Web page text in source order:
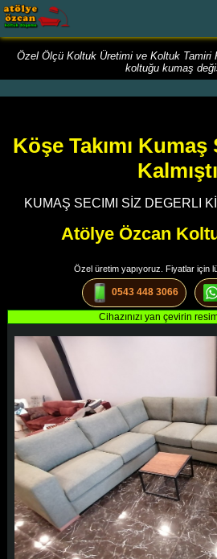
Özel Ölçü Koltuk Üretimi ve Koltuk
koltuğu kumaş
Köşe Takımı Kumaş
KUMAŞ SECIMI SİZ DEGERLI
Atölye Özcan
Özel üretim yapıyoruz. Fiyatlar için
0543 448 3066
Cihazınızı yan çevirin